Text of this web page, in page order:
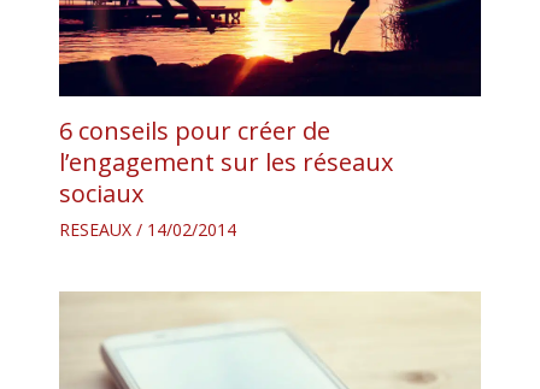
6 conseils pour créer de
l’engagement sur les réseaux
sociaux
RESEAUX/ 14/02/2014